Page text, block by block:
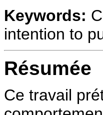
Keywords:
intention to
Résumée
Ce travail